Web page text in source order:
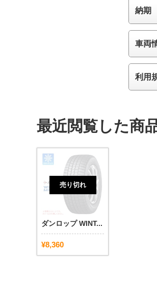
納期
車両
利用
最近閲覧した商
売り切れ
ダンロップ WINT...
¥8,360